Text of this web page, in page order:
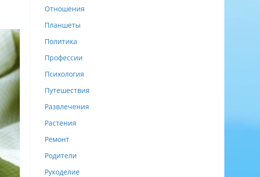
Отношения
Планшеты
Политика
Профессии
Психология
Путешествия
Развлечения
Растения
Ремонт
Родители
Рукоделие